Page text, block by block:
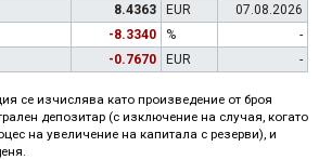
8.4363 EUR
07.08.2026
-8.3340 %
-
-0.7670 EUR -
се изчислява като произведение от броя
депозитар (с изключение на случая, когато
на увеличение на капитала с резерви), и